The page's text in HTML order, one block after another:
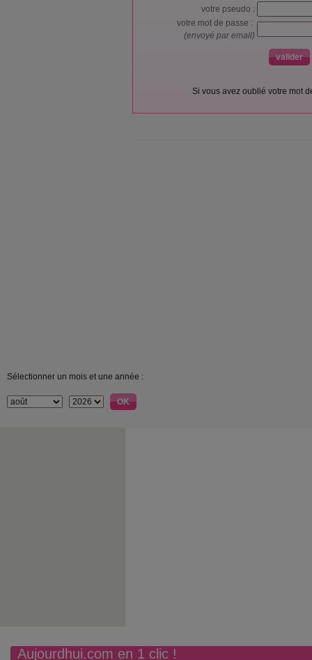
votre pseudo :
votre mot de passe :
(envoyé par email)
Si vous avez oublié votre mot
Sélectionner un mois et une année :
Aujourdhui.com en 1 clic !